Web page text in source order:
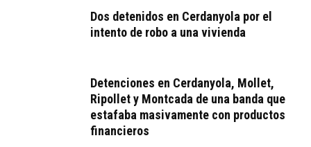
Dos detenidos en Cerdanyola por el
intento de robo a una vivienda
Detenciones en Cerdanyola, Mollet,
Ripollet y Montcada de una banda que
estafaba masivamente con productos
financieros